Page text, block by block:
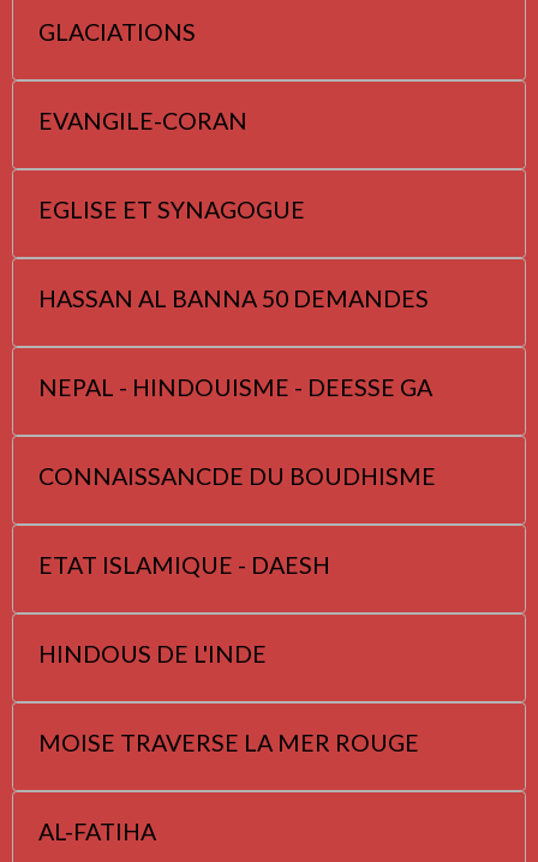
GLACIATIONS
EVANGILE-CORAN
EGLISE ET SYNAGOGUE
HASSAN AL BANNA 50 DEMANDES
NEPAL - HINDOUISME - DEESSE GA
CONNAISSANCDE DU BOUDHISME
ETAT ISLAMIQUE - DAESH
HINDOUS DE L'INDE
MOISE TRAVERSE LA MER ROUGE
AL-FATIHA